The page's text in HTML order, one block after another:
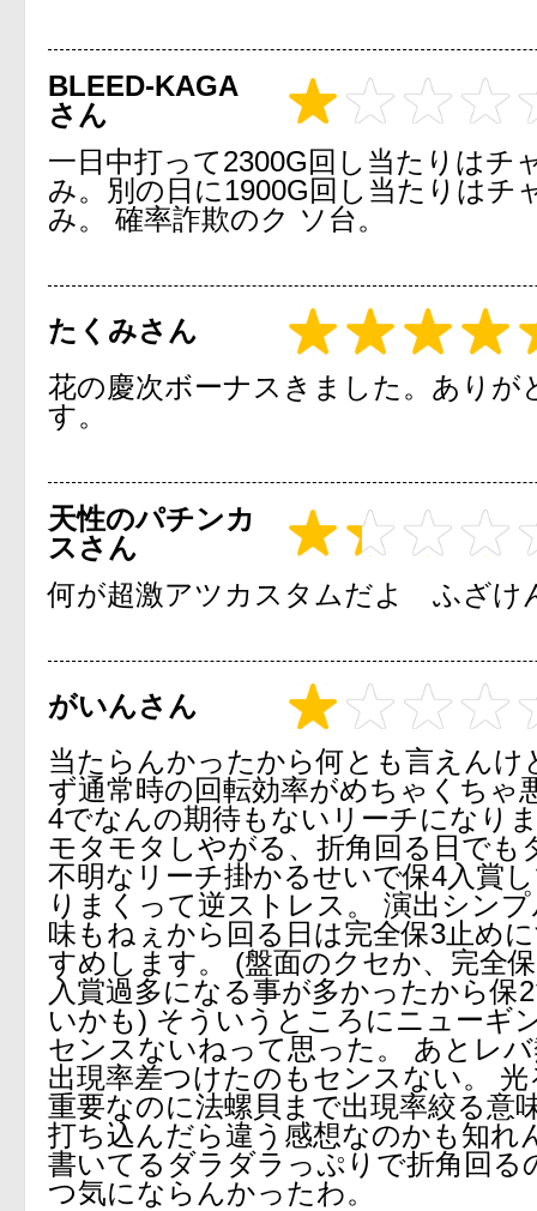
BLEED-KAGA
さん
一日中打って2300G回し当たりはチ
み。別の日に1900G回し当たりはチ
み。 確率詐欺のク ソ台。
たくみさん
花の慶次ボーナスきました。ありが
す。
天性のパチンカ
スさん
何が超激アツカスタムだよ ふざけ
がいんさん
当たらんかったから何とも言えんけ
ず通常時の回転効率がめちゃくちゃ
4でなんの期待もないリーチになり
モタモタしやがる、折角回る日でも
不明なリーチ掛かるせいで保4入賞
りまくって逆ストレス。 演出シン
味もねぇから回る日は完全保3止め
すめします。 (盤面のクセか、完全
入賞過多になる事が多かったから保
いかも) そういうところにニューギ
センスないねって思った。 あとレ
出現率差つけたのもセンスない。
重要なのに法螺貝まで出現率絞る意
打ち込んだら違う感想なのかも知れ
書いてるダラダラっぷりで折角回る
つ気にならんかったわ。